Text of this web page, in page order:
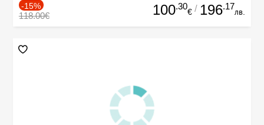
-15%
118.00€ 100.30
€ / 196.17
лв.